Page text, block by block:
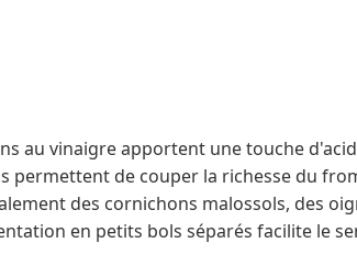
au vinaigre apportent une touche
permettent de couper la richesse du
des cornichons malossols, des
en petits bols séparés facilite le